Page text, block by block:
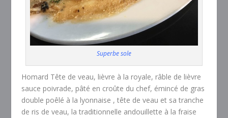
Superbe sole
Homard Tête de veau, lièvre à la royale, râble de lièvre
sauce poivrade, pâté en croûte du chef, émincé de gras
double poêlé à la lyonnaise , tête de veau et sa tranche
de ris de veau, la traditionnelle andouillette à la fraise